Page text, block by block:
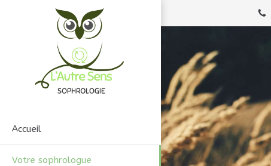
Accueil
Votre sophrologue